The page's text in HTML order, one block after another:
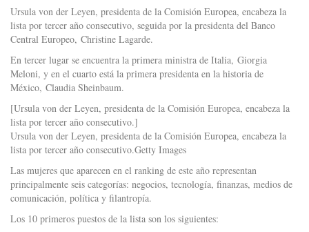
Ursula von der Leyen, presidenta de la Comisión Europea, encabeza la
lista por tercer año consecutivo, seguida por la presidenta del Banco
Central Europeo, Christine Lagarde.
En tercer lugar se encuentra la primera ministra de Italia, Giorgia
Meloni, y en el cuarto está la primera presidenta en la historia de
México, Claudia Sheinbaum.
[Ursula von der Leyen, presidenta de la Comisión Europea, encabeza la
lista por tercer año consecutivo.]
Ursula von der Leyen, presidenta de la Comisión Europea, encabeza la
lista por tercer año consecutivo.Getty Images
Las mujeres que aparecen en el ranking de este año representan
principalmente seis categorías: negocios, tecnología, finanzas, medios de
comunicación, política y filantropía.
Los 10 primeros puestos de la lista son los siguientes: